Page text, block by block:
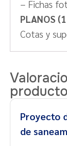
– Fichas
PLANOS
Cotas y
Proyecto
de